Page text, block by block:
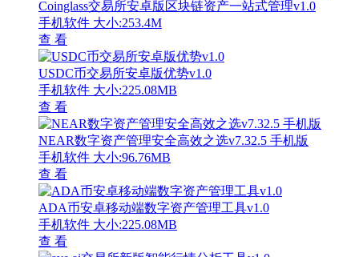
Coinglass交易所安卓版区块链资产一站式管理v1.0
手机软件 大小:253.4M
查 看
USDC币交易所安卓版优势v1.0
手机软件 大小:225.08MB
查 看
NEAR数字资产管理安全高效之选v7.32.5 手机版
手机软件 大小:96.76MB
查 看
ADA币安卓移动端数字资产管理工具v1.0
手机软件 大小:225.08MB
查 看